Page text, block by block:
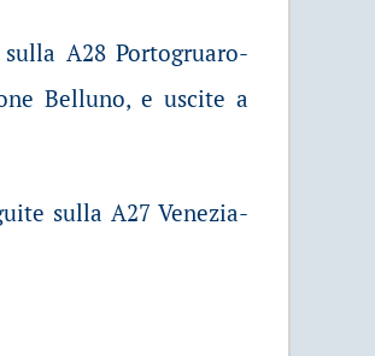
A28 Portogruaro-
Belluno, e uscite a
sulla A27 Venezia-